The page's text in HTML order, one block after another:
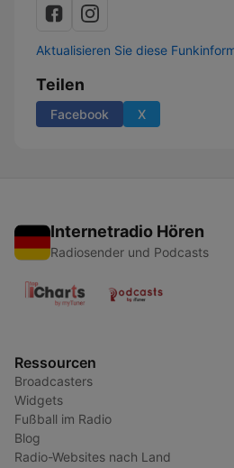
Aktualisieren Sie diese
Teilen
Facebook X
Internetradio Hören
Radiosender und Podcasts
Ressourcen
Broadcasters
Widgets
Fußball im Radio
Blog
Radio-Websites nach Land